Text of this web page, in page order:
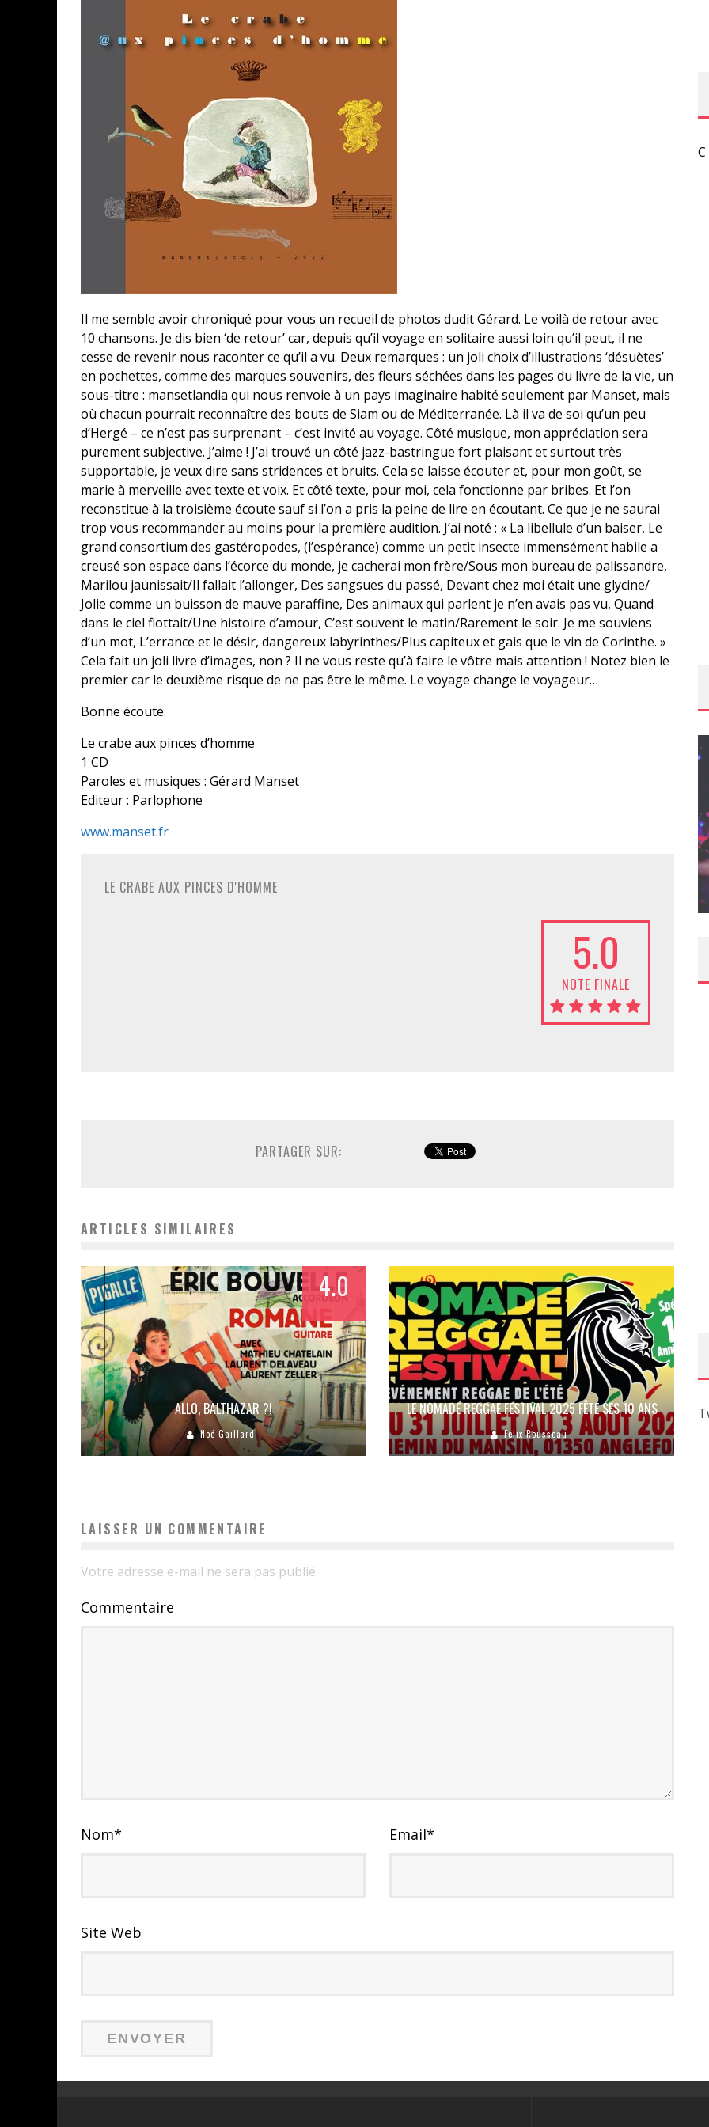
Il me semble avoir chroniqué pour vous un recueil de photos dudit Gérard. Le voilà de retour avec
10 chansons. Je dis bien ‘de retour’ car, depuis qu’il voyage en solitaire aussi loin qu’il peut, il ne
cesse de revenir nous raconter ce qu’il a vu. Deux remarques : un joli choix d’illustrations ‘désuètes’
en pochettes, comme des marques souvenirs, des fleurs séchées dans les pages du livre de la vie, un
sous-titre : mansetlandia qui nous renvoie à un pays imaginaire habité seulement par Manset, mais
où chacun pourrait reconnaître des bouts de Siam ou de Méditerranée. Là il va de soi qu’un peu
d’Hergé – ce n’est pas surprenant – c’est invité au voyage. Côté musique, mon appréciation sera
purement subjective. J’aime ! J’ai trouvé un côté jazz-bastringue fort plaisant et surtout très
supportable, je veux dire sans stridences et bruits. Cela se laisse écouter et, pour mon goût, se
marie à merveille avec texte et voix. Et côté texte, pour moi, cela fonctionne par bribes. Et l’on
reconstitue à la troisième écoute sauf si l’on a pris la peine de lire en écoutant. Ce que je ne saurai
trop vous recommander au moins pour la première audition. J’ai noté : « La libellule d’un baiser, Le
grand consortium des gastéropodes, (l’espérance) comme un petit insecte immensément habile a
creusé son espace dans l’écorce du monde, je cacherai mon frère/Sous mon bureau de palissandre,
Marilou jaunissait/Il fallait l’allonger, Des sangsues du passé, Devant chez moi était une glycine/
Jolie comme un buisson de mauve paraffine, Des animaux qui parlent je n’en avais pas vu, Quand
dans le ciel flottait/Une histoire d’amour, C’est souvent le matin/Rarement le soir. Je me souviens
d’un mot, L’errance et le désir, dangereux labyrinthes/Plus capiteux et gais que le vin de Corinthe. »
Cela fait un joli livre d’images, non ? Il ne vous reste qu’à faire le vôtre mais attention ! Notez bien le
premier car le deuxième risque de ne pas être le même. Le voyage change le voyageur…
Bonne écoute.
Le crabe aux pinces d’homme
1 CD
Paroles et musiques : Gérard Manset
Editeur : Parlophone
www.manset.fr
LE CRABE AUX PINCES D'HOMME
5.0
NOTE FINALE
PARTAGER SUR:
ARTICLES SIMILAIRES
4.0
ALLO, BALTHAZAR ?!
Noé Gaillard
LE NOMADE REGGAE FESTIVAL 2025 FÊTE SES 10 ANS
Felix Rousseau
LAISSER UN COMMENTAIRE
Votre adresse e-mail ne sera pas publié.
Commentaire
Nom* Email*
Site Web
C
CONCOURS : CALENDRIER DE L’AVENT – UNE
Daily Passions